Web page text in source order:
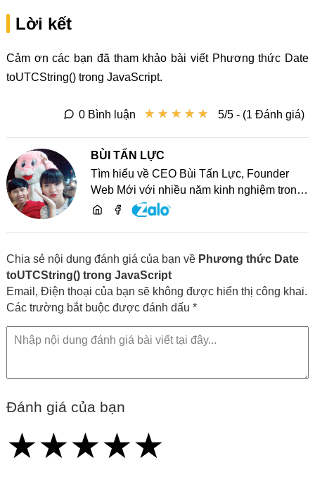
Lời kết
Cảm ơn các bạn đã tham khảo bài viết Phương thức Date
toUTCString() trong JavaScript.
★ ★ ★ ★ ★
★ ★ ★ ★ ★ 5/5 - (1 Đánh giá)
0 Bình luận
BÙI TẤN LỰC
Tìm hiểu về CEO Bùi Tấn Lực, Founder
Web Mới với nhiều năm kinh nghiệm trong
lĩnh vực phát triển website, SEO và chia sẻ
Chia sẻ nội dung đánh giá của bạn về Phương thức Date
toUTCString() trong JavaScript
Email, Điện thoại của bạn sẽ không được hiển thị công khai.
Các trường bắt buộc được đánh dấu *
Đánh giá của bạn
★
★★
★★★
★★★★
★★★★★